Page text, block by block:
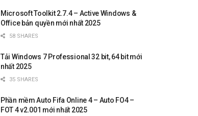
Microsoft Toolkit 2.7.4 – Active Windows &
Office bản quyền mới nhất 2025
58 SHARES
Tải Windows 7 Professional 32 bit, 64 bit mới
nhất 2025
35 SHARES
Phần mềm Auto Fifa Online 4 – Auto FO4 –
FOT 4 v2.001 mới nhất 2025